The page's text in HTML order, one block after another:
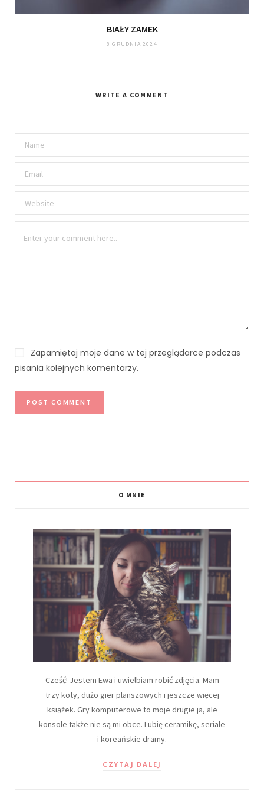
BIAŁY ZAMEK
8 GRUDNIA 2024
WRITE A COMMENT
Zapamiętaj moje dane w tej przeglądarce podczas
pisania kolejnych komentarzy.
O MNIE
Cześć! Jestem Ewa i uwielbiam robić zdjęcia. Mam
trzy koty, dużo gier planszowych i jeszcze więcej
książek. Gry komputerowe to moje drugie ja, ale
konsole także nie są mi obce. Lubię ceramikę, seriale
i koreańskie dramy.
CZYTAJ DALEJ